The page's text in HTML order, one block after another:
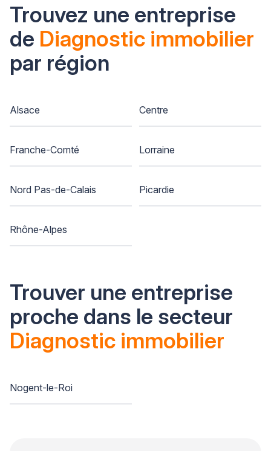
Trouvez une entreprise
de Diagnostic immobilier
par région
Alsace Centre
Franche-Comté Lorraine
Nord Pas-de-Calais Picardie
Rhône-Alpes
Trouver une entreprise
proche dans le secteur
Diagnostic immobilier
Nogent-le-Roi